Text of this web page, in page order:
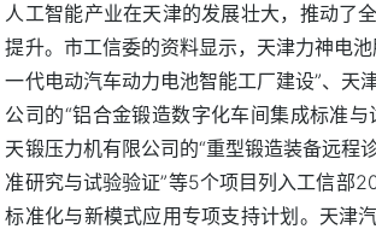
人工智能产业在天津的发展壮大，推动了
提升。市工信委的资料显示，天津力神电
一代电动汽车动力电池智能工厂建设”、天
公司的“铝合金锻造数字化车间集成标准与
天锻压力机有限公司的“重型锻造装备远程
准研究与试验验证”等5个项目列入工信部
标准化与新模式应用专项支持计划。天津